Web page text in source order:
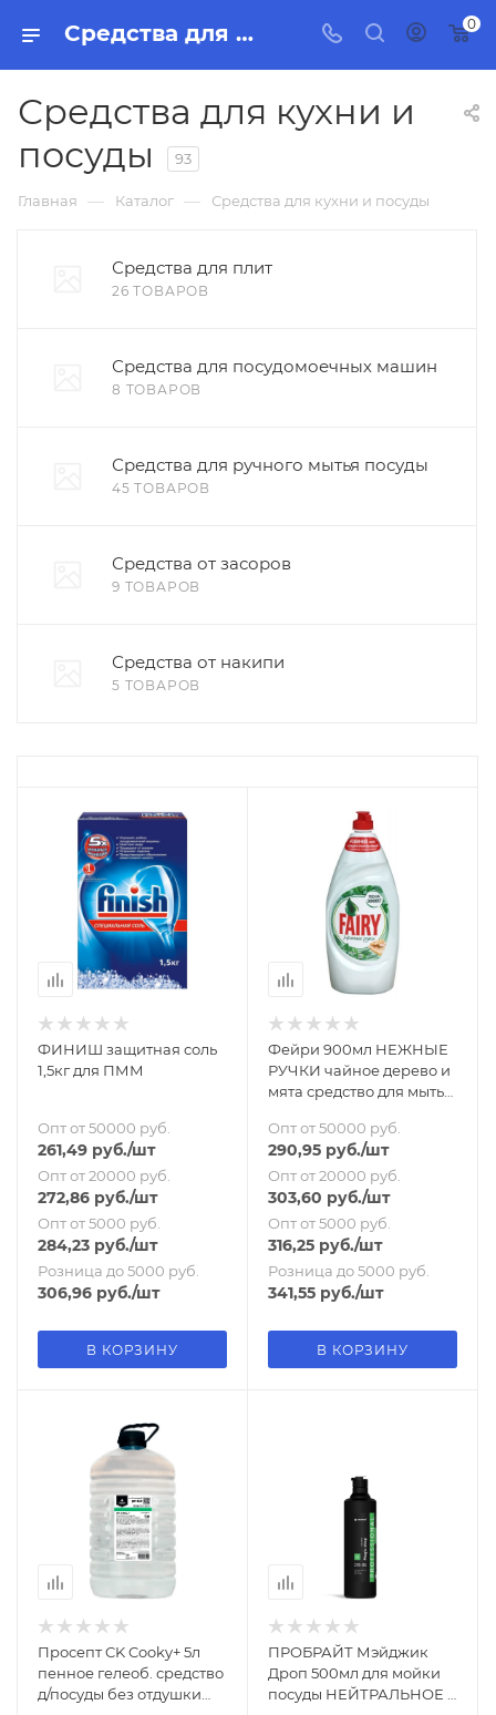
Средства для кухни и посуды, бытовая химия, товары для уборки для дома и офиса. Интернет-магазин Торг Групп 0
Средства для кухни и
посуды
93
Главная — Каталог — Средства для кухни и посуды
Средства для плит
26 ТОВАРОВ
Средства для посудомоечных машин
8 ТОВАРОВ
Средства для ручного мытья посуды
45 ТОВАРОВ
Средства от засоров
9 ТОВАРОВ
Средства от накипи
5 ТОВАРОВ
ФИНИШ защитная соль
1,5кг для ПММ
Опт от 50000 руб.
261,49 руб./шт
Опт от 20000 руб.
272,86 руб./шт
Опт от 5000 руб.
284,23 руб./шт
Розница до 5000 руб.
306,96 руб./шт
В КОРЗИНУ
Фейри 900мл НЕЖНЫЕ
РУЧКИ чайное дерево и
мята средство для мытья
Опт от 50000 руб.
290,95 руб./шт
Опт от 20000 руб.
303,60 руб./шт
Опт от 5000 руб.
316,25 руб./шт
Розница до 5000 руб.
341,55 руб./шт
В КОРЗИНУ
Просепт CK Cooky+ 5л
пенное гелеоб. средство
д/посуды без отдушки
ПРОБРАЙТ Мэйджик
Дроп 500мл для мойки
посуды НЕЙТРАЛЬНОЕ /